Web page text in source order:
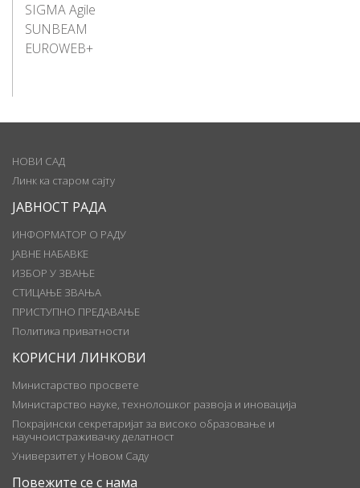
SIGMA Agile
SUNBEAM
EUROWEB+
НОВИ САД
Линк ка старом сајту
ЈАВНОСТ РАДА
ИНФОРМАТОР О РАДУ
ЈАВНЕ НАБАВКЕ
ИЗБОР У ЗВАЊЕ
СТИЦАЊЕ ЗВАЊА
ПРИСТУПНО ПРЕДАВАЊЕ
Политика приватности
КОРИСНИ ЛИНКОВИ
Министарство просвете
Министарство науке, технолошког развоја и иновација
Покрајински секретаријат за високо образовање и
научноистраживачку делатност
Универзитет у Новом Саду
Повежите се с нама